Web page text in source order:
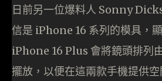
日前另一位爆料人 Sonny
信是 iPhone 16 系列的模具，
iPhone 16 Plus 會將鏡頭排列
擺放，以便在這兩款手機提供空